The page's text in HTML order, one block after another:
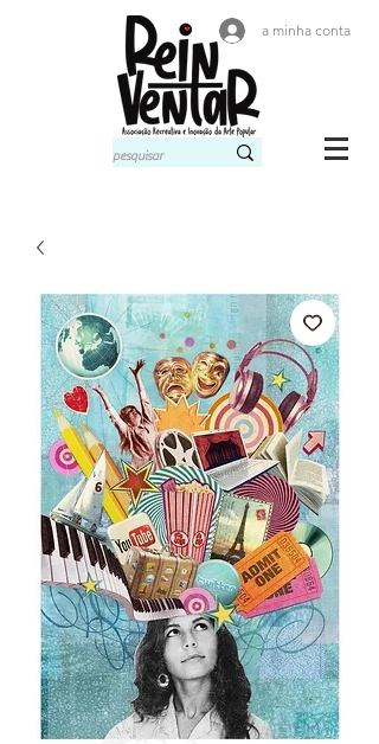
a minha conta